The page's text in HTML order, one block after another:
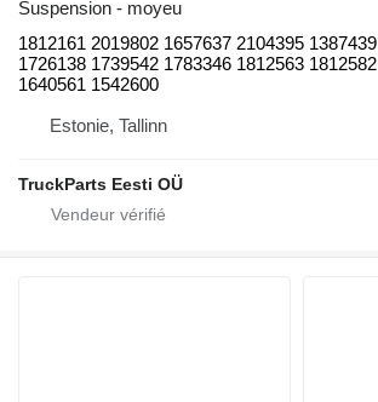
Suspension - moyeu
1812161 2019802 1657637 2104395 1387439
1726138 1739542 1783346 1812563 1812582
1640561 1542600
Estonie, Tallinn
TruckParts Eesti OÜ